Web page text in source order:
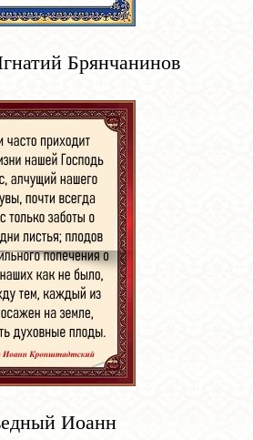
Брянчанинов
Иоанн